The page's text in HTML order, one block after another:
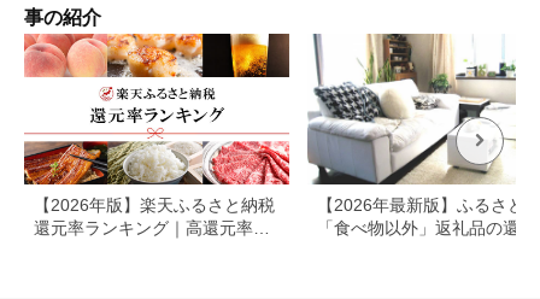
事の紹介
【2026年版】楽天ふるさと納税
還元率ランキング｜高還元率返
【2026年最新版】ふるさと
「食べ物以外」返礼品の還